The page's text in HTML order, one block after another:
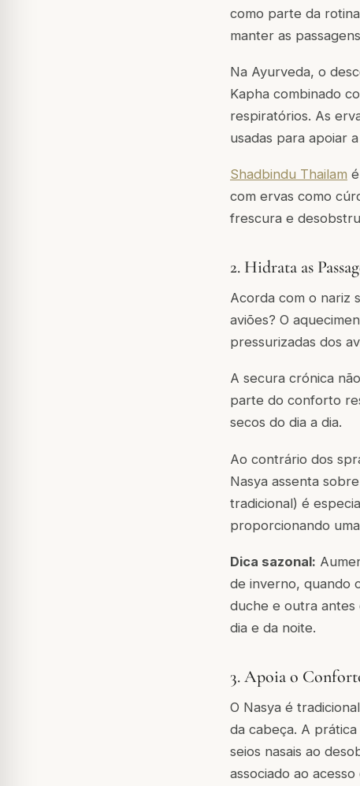
como parte da
manter as
Na Ayurveda, o
Kapha combinado
respiratórios. As
usadas para apoiar
Shadbindu Thailam
com ervas como
frescura e
2. Hidrata as
Acorda com o nariz
aviões? O
pressurizadas dos
A secura crónica
parte do conforto
secos do dia a dia.
Ao contrário dos
Nasya assenta
tradicional) é
proporcionando
Dica sazonal:
de inverno, quando
duche e outra antes
dia e da noite.
3. Apoia o
O Nasya é
da cabeça. A
seios nasais ao
associado ao